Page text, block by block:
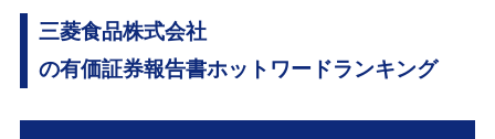
三菱食品株式会社
の有価証券報告書ホットワードランキング